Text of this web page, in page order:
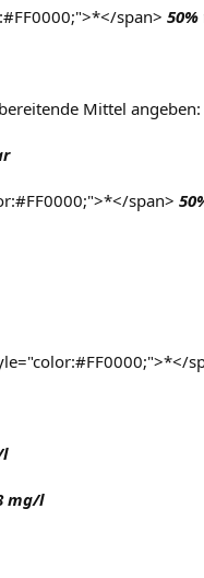
span>
Mittel angeben:
span>
l
mg/l